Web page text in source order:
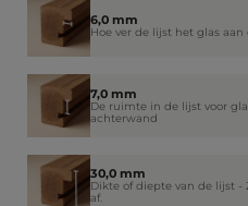
6,0 mm
Hoe ver de lijst het glas aan
7,0 mm
De ruimte in de lijst voor
achterwand
30,0 mm
Dikte of diepte van de lijst -
af.